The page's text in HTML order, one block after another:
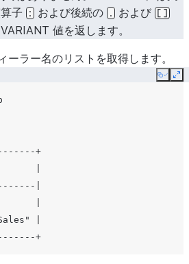
|
|
|
|
|
|
|
|
|
|
|
York, NY",          |
子 : および後続の . および []
値を返します。
ーラー名のリストを取得します。
Copy
+
|
|
|
|
+